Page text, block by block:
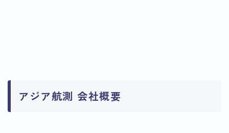
アジア航測 会社概要